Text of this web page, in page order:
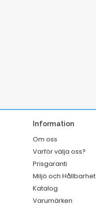
Information
Om oss
Varför välja oss?
Prisgaranti
Miljö och Hållbarhet
Katalog
Varumärken